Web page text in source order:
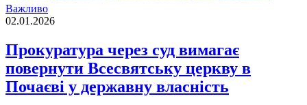
Важливо
02.01.2026
Прокуратура через суд вимагає
повернути Всесвятську церкву в
Почаєві у державну власність